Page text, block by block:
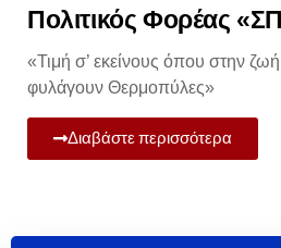
Πολιτικός Φορέας
«Τιμή σ’ εκείνους όπου στην
φυλάγουν Θερμοπύλες»
Διαβάστε περισσότερα